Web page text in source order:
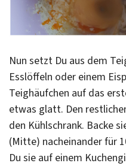
Nun setzt Du aus dem
Esslöffeln oder einem
Teighäufchen auf das
etwas glatt. Den
den Kühlschrank. Backe
(Mitte) nacheinander für
Du sie auf einem